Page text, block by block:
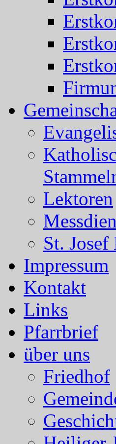
Lektoren
St.
Impressum
Kontakt
Links
Pfarrbrief
über uns
Friedhof